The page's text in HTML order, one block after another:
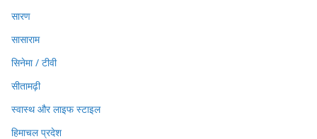
सारण
सासाराम
सिनेमा / टीवी
सीतामढ़ी
स्वास्थ और लाइफ स्टाइल
हिमाचल प्रदेश